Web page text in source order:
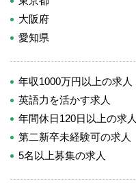
大阪府
愛知県
年収1000万円以上の求人
英語力を活かす求人
年間休日120日以上の求人
第二新卒未経験可の求人
5名以上募集の求人